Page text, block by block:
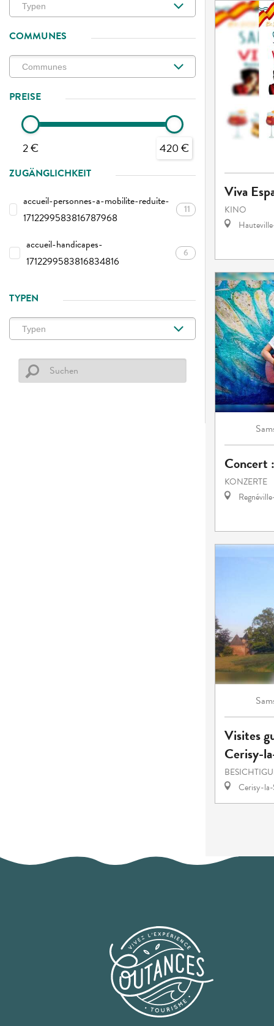
COMMUNES
PREISE
2 € 420 €
ZUGÄNGLICHKEIT
accueil-personnes-a-mobilite-reduite-
1712299583816787968
11
accueil-handicapes-
1712299583816834816
6
TYPEN
Viva
KINO
Concert
KONZERTE
Visites
Cerisy-
Cerisy-la-